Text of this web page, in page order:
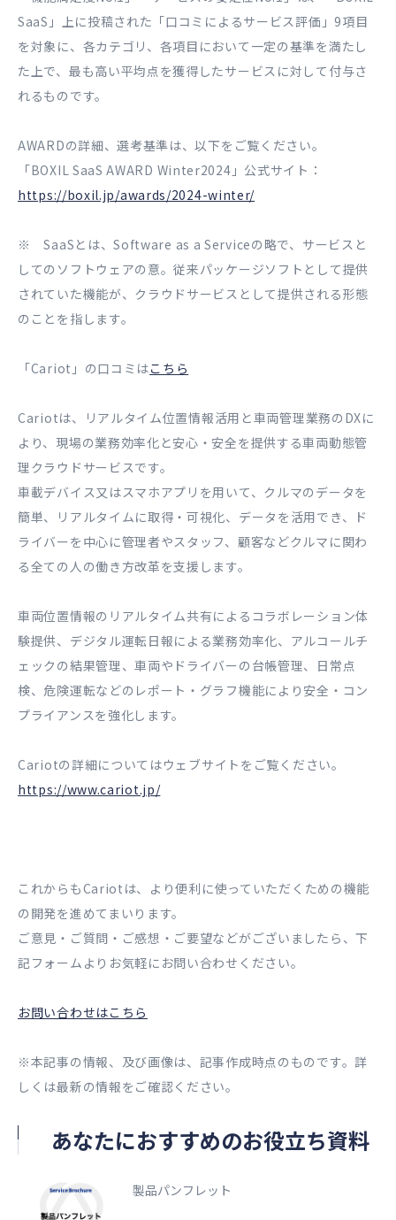
SaaS」上に投稿された「口コミによるサービス評価」9項目
を対象に、各カテゴリ、各項目において一定の基準を満たし
た上で、最も高い平均点を獲得したサービスに対して付与さ
れるものです。
AWARDの詳細、選考基準は、以下をご覧ください。
「BOXIL SaaS AWARD Winter2024」公式サイト：
https://boxil.jp/awards/2024-winter/
※ SaaSとは、Software as a Serviceの略で、サービスと
してのソフトウェアの意。従来パッケージソフトとして提供
されていた機能が、クラウドサービスとして提供される形態
のことを指します。
「Cariot」の口コミはこちら
Cariotは、リアルタイム位置情報活用と車両管理業務のDXに
より、現場の業務効率化と安心・安全を提供する車両動態管
理クラウドサービスです。
車載デバイス又はスマホアプリを用いて、クルマのデータを
簡単、リアルタイムに取得・可視化、データを活用でき、ド
ライバーを中心に管理者やスタッフ、顧客などクルマに関わ
る全ての人の働き方改革を支援します。
車両位置情報のリアルタイム共有によるコラボレーション体
験提供、デジタル運転日報による業務効率化、アルコールチ
ェックの結果管理、車両やドライバーの台帳管理、日常点
検、危険運転などのレポート・グラフ機能により安全・コン
プライアンスを強化します。
Cariotの詳細についてはウェブサイトをご覧ください。
https://www.cariot.jp/
これからもCariotは、より便利に使っていただくための機能
の開発を進めてまいります。
ご意見・ご質問・ご感想・ご要望などがございましたら、下
記フォームよりお気軽にお問い合わせください。
お問い合わせはこちら
※本記事の情報、及び画像は、記事作成時点のものです。詳
しくは最新の情報をご確認ください。
あなたにおすすめのお役立ち資料
製品パンフレット